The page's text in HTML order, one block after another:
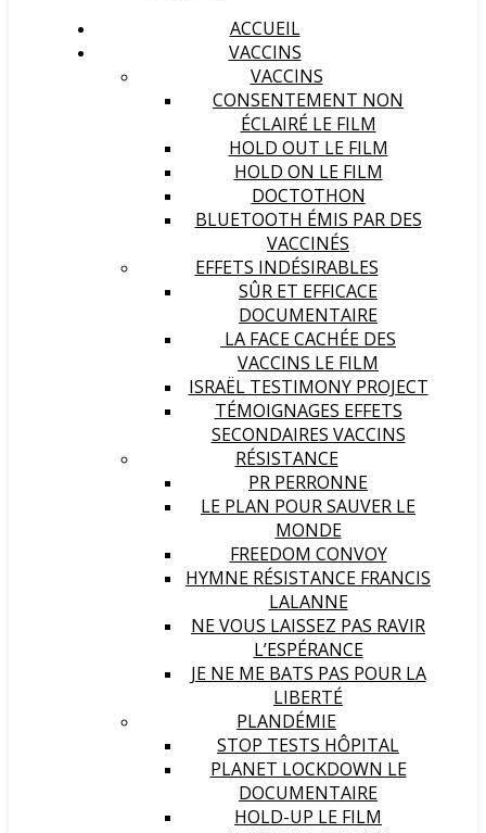
vérité vous rendra libres
Ré-information et ressources sur la crise sanitaire et au-delà
ACCUEIL
VACCINS
VACCINS
CONSENTEMENT NON
ÉCLAIRÉ LE FILM
HOLD OUT LE FILM
HOLD ON LE FILM
DOCTOTHON
BLUETOOTH ÉMIS PAR DES
VACCINÉS
EFFETS INDÉSIRABLES
SÛR ET EFFICACE
DOCUMENTAIRE
LA FACE CACHÉE DES
VACCINS LE FILM
ISRAËL TESTIMONY PROJECT
TÉMOIGNAGES EFFETS
SECONDAIRES VACCINS
RÉSISTANCE
PR PERRONNE
LE PLAN POUR SAUVER LE
MONDE
FREEDOM CONVOY
HYMNE RÉSISTANCE FRANCIS
LALANNE
NE VOUS LAISSEZ PAS RAVIR
L’ESPÉRANCE
JE NE ME BATS PAS POUR LA
LIBERTÉ
PLANDÉMIE
STOP TESTS HÔPITAL
PLANET LOCKDOWN LE
DOCUMENTAIRE
HOLD-UP LE FILM